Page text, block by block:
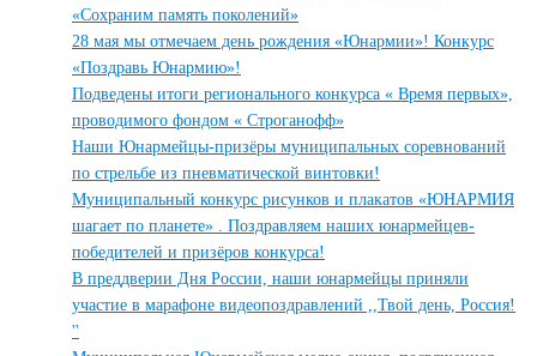
«Сохраним память поколений»
28 мая мы отмечаем день рождения «Юнармии»! Конкурс
«Поздравь Юнармию»!
Подведены итоги регионального конкурса « Время первых»,
проводимого фондом « Строганофф»
Наши Юнармейцы-призёры муниципальных соревнований
по стрельбе из пневматической винтовки!
Муниципальный конкурс рисунков и плакатов «ЮНАРМИЯ
шагает по планете» . Поздравляем наших юнармейцев-
победителей и призёров конкурса!
В преддверии Дня России, наши юнармейцы приняли
участие в марафоне видеопоздравлений ,,Твой день, Россия!
''